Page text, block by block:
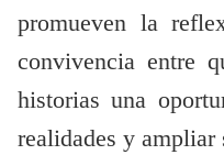
promueven la
convivencia entre
historias una
realidades y